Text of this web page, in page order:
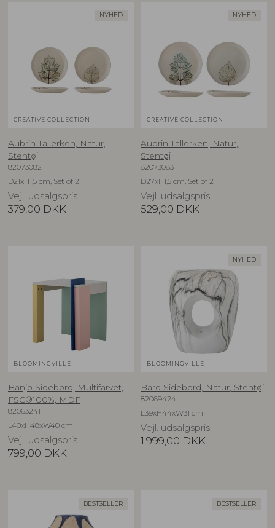
NYHED
CREATIVE COLLECTION
Aubrin Tallerken, Natur,
Stentøj
82073082
D21xH1,5 cm, Set of 2
Vejl. udsalgspris
379,00 DKK
NYHED
CREATIVE COLLECTION
Aubrin Tallerken, Natur,
Stentøj
82073083
D27xH1,5 cm, Set of 2
Vejl. udsalgspris
529,00 DKK
BLOOMINGVILLE
Banjo Sidebord, Multifarvet,
FSC®100%, MDF
82063241
L40xH48xW40 cm
Vejl. udsalgspris
799,00 DKK
NYHED
BLOOMINGVILLE
Bard Sidebord, Natur, Stentøj
82069424
L39xH44xW31 cm
Vejl. udsalgspris
1.999,00 DKK
BESTSELLER BESTSELLER